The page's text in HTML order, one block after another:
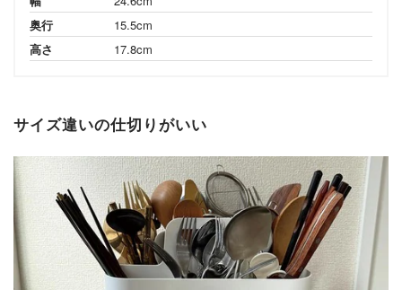
奥行
15.5cm
高さ
17.8cm
サイズ違いの仕切りがいい